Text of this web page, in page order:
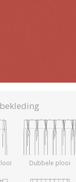
Dubbele plooi